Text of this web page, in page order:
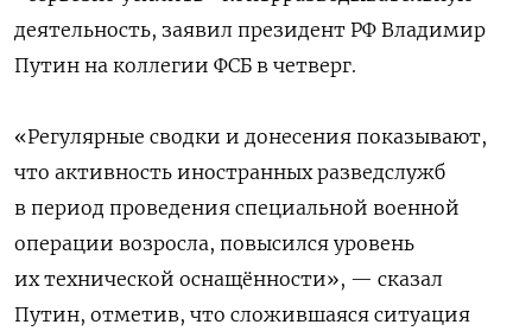
деятельность, заявил президент РФ Владимир
Путин на коллегии ФСБ в четверг.
«Регулярные сводки и донесения показывают,
что активность иностранных разведслужб
в период проведения специальной военной
операции возросла, повысился уровень
их технической оснащённости», — сказал
Путин, отметив, что сложившаяся ситуация